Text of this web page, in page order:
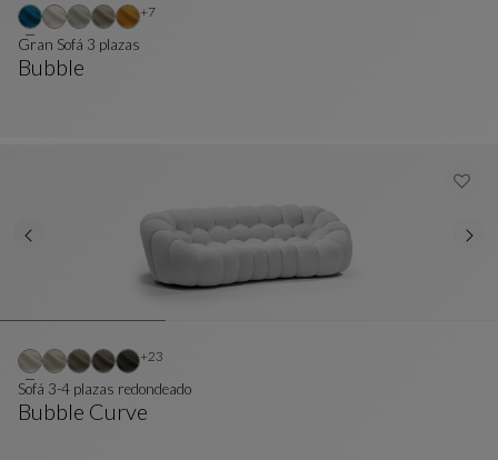
Bubble
Gran Sofá 3 plazas
+7Otros colores : 7 colores disponibles
Bubble Curve
Sofá 3-4 plazas redondeado
+23Otros colores : 23 colores disponibles